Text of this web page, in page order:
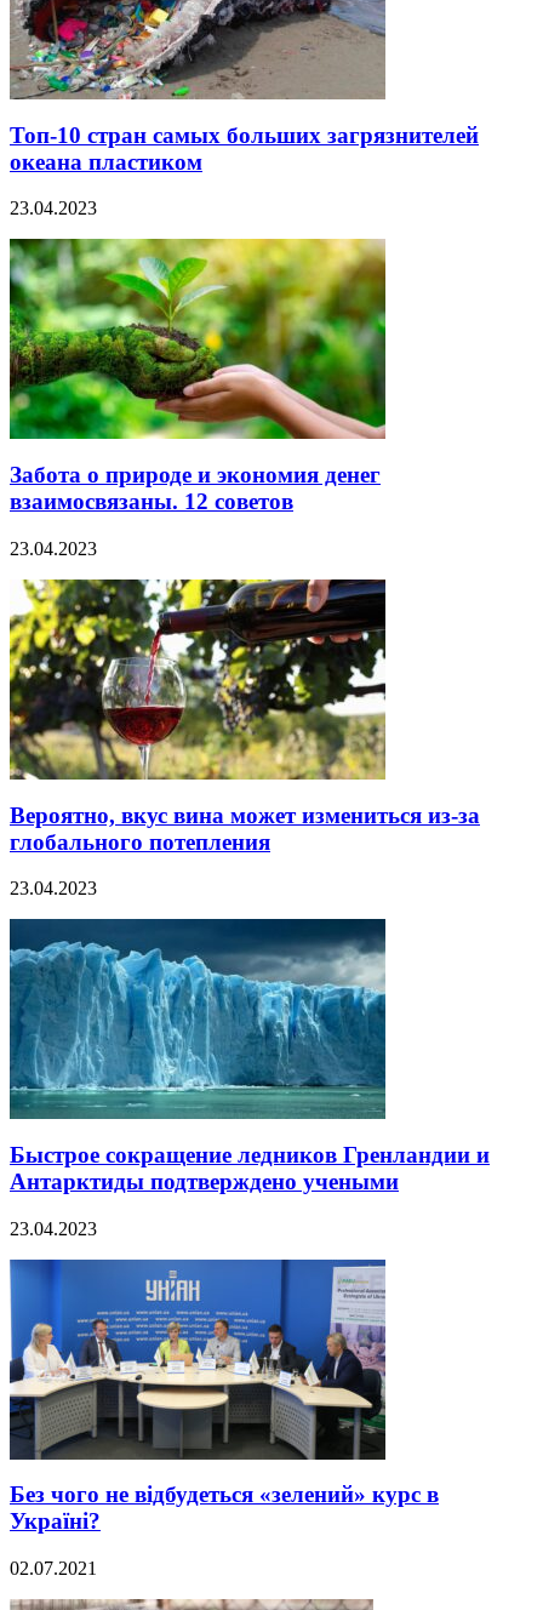
Топ-10 стран самых больших загрязнителей
океана пластиком
23.04.2023
Забота о природе и экономия денег
взаимосвязаны. 12 советов
23.04.2023
Вероятно, вкус вина может измениться из-за
глобального потепления
23.04.2023
Быстрое сокращение ледников Гренландии и
Антарктиды подтверждено учеными
23.04.2023
Без чого не відбудеться «зелений» курс в
Україні?
02.07.2021